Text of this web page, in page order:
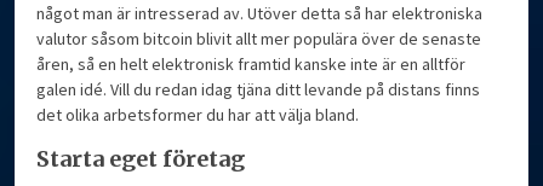
något man är intresserad av. Utöver detta så har elektroniska
valutor såsom bitcoin blivit allt mer populära över de senaste
åren, så en helt elektronisk framtid kanske inte är en alltför
galen idé. Vill du redan idag tjäna ditt levande på distans finns
det olika arbetsformer du har att välja bland.
Starta eget företag